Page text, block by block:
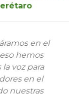
en el
hemos
voz para
en el
nuestras